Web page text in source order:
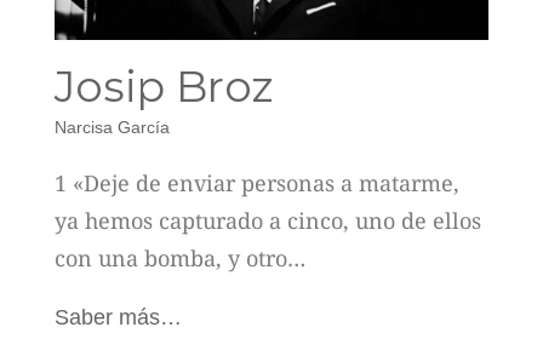
Josip Broz
Narcisa García
1 «Deje de enviar personas a matarme,
ya hemos capturado a cinco, uno de ellos
con una bomba, y otro…
Saber más…